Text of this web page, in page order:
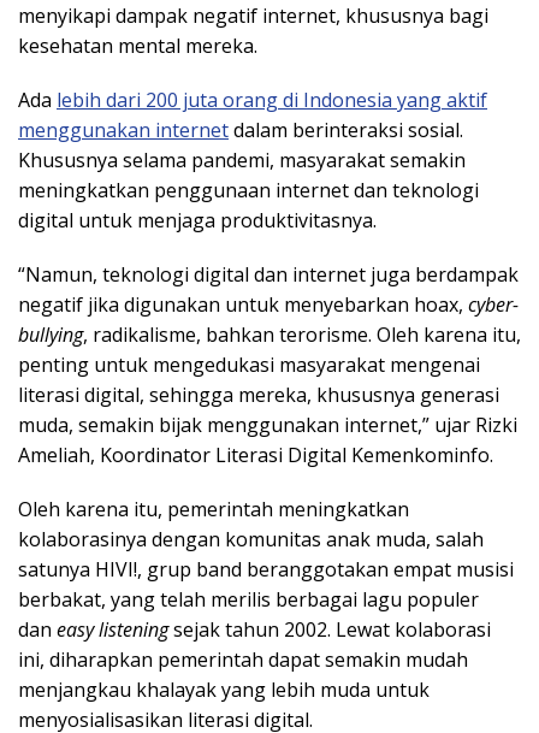
menyikapi dampak negatif internet, khususnya bagi
kesehatan mental mereka.
Ada lebih dari 200 juta orang di Indonesia yang aktif
menggunakan internetdalam berinteraksi sosial.
Khususnya selama pandemi, masyarakat semakin
meningkatkan penggunaan internet dan teknologi
digital untuk menjaga produktivitasnya.
“Namun, teknologi digital dan internet juga berdampak
negatif jika digunakan untuk menyebarkan hoax, cyber-
bullying, radikalisme, bahkan terorisme. Oleh karena itu,
penting untuk mengedukasi masyarakat mengenai
literasi digital, sehingga mereka, khususnya generasi
muda, semakin bijak menggunakan internet,” ujar Rizki
Ameliah, Koordinator Literasi Digital Kemenkominfo.
Oleh karena itu, pemerintah meningkatkan
kolaborasinya dengan komunitas anak muda, salah
satunya HIVI!, grup band beranggotakan empat musisi
berbakat, yang telah merilis berbagai lagu populer
dan easy listeningsejak tahun 2002. Lewat kolaborasi
ini, diharapkan pemerintah dapat semakin mudah
menjangkau khalayak yang lebih muda untuk
menyosialisasikan literasi digital.